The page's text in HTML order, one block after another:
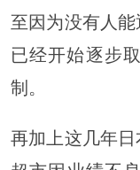
至因为没有人
已经开始逐步
制。
再加上这几年